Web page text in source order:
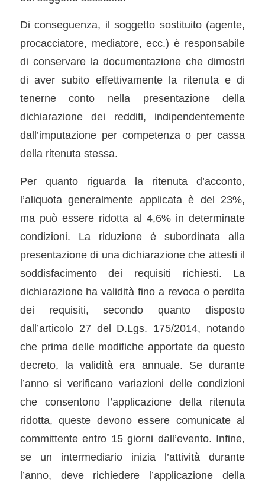
Di conseguenza, il soggetto sostituito (agente,
procacciatore, mediatore, ecc.) è responsabile
di conservare la documentazione che dimostri
di aver subito effettivamente la ritenuta e di
tenerne conto nella presentazione della
dichiarazione dei redditi, indipendentemente
dall’imputazione per competenza o per cassa
della ritenuta stessa.
Per quanto riguarda la ritenuta d’acconto,
l’aliquota generalmente applicata è del 23%,
ma può essere ridotta al 4,6% in determinate
condizioni. La riduzione è subordinata alla
presentazione di una dichiarazione che attesti il
soddisfacimento dei requisiti richiesti. La
dichiarazione ha validità fino a revoca o perdita
dei requisiti, secondo quanto disposto
dall’articolo 27 del D.Lgs. 175/2014, notando
che prima delle modifiche apportate da questo
decreto, la validità era annuale. Se durante
l’anno si verificano variazioni delle condizioni
che consentono l’applicazione della ritenuta
ridotta, queste devono essere comunicate al
committente entro 15 giorni dall’evento. Infine,
se un intermediario inizia l’attività durante
l’anno, deve richiedere l’applicazione della